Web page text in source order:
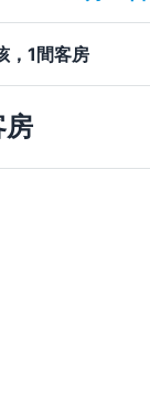
，1間客房
房